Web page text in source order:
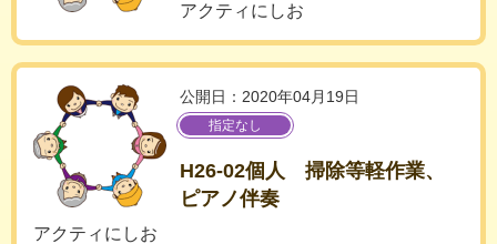
アクティにしお
公開日：2020年04月19日
指定なし
H26-02個人 掃除等軽作業、
ピアノ伴奏
アクティにしお